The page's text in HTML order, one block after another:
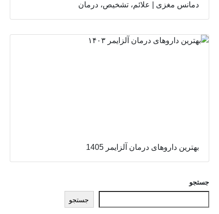
دمانس مغزی | علائم، تشخیص، درمان
بهترین داروهای درمان آلزایمر 1405
جستجو
جستجو